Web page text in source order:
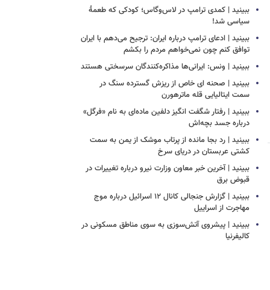
ببینید | کمدی ترامپ در لاس‌وگاس؛ کودکی که طعمۀ
سیاسی شد!
ببینید | ادعای ترامپ درباره ایران: ترجیح می‌دهم با ایران
توافق کنم چون نمی‌خواهم مردم را بکشم
ببینید | ونس: ایرانی‌ها مذاکره‌کنندگان سرسختی هستند
ببینید | صحنه ای خاص از ریزش گسترده سنگ در
سمت ایتالیایی قله ماترهورن
ببینید | رفتار شگفت انگیز دلفین ماده‌ای به نام «فرگل»
درباره جسد بچه‌اش
ببینید | رد بجا مانده از پرتاب موشک از یمن به سمت
کشتی‌ عربستان در دریای سرخ
ببینید | آخرین خبر معاون وزارت نیرو درباره تغییرات در
قبوض برق
ببینید | گزارش جنجالی کانال ۱۲ اسرائیل درباره موج
مهاجرت از اسراییل
ببینید | پیشروی آتش‌سوزی به سوی مناطق مسکونی در
کالیفرنیا